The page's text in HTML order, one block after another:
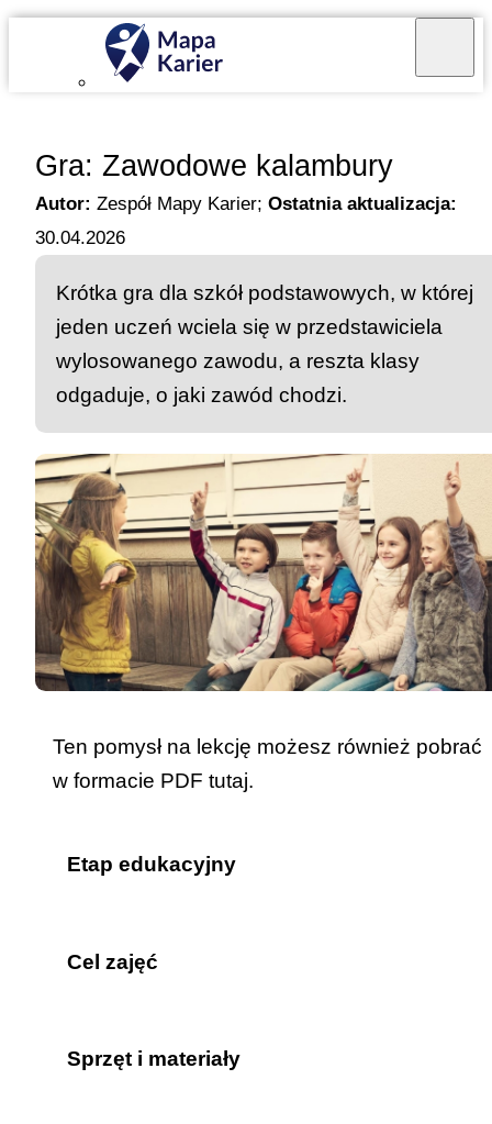
Gra: Zawodowe kalambury
Autor: Zespół Mapy Karier; Ostatnia aktualizacja:
30.04.2026
Krótka gra dla szkół podstawowych, w której
jeden uczeń wciela się w przedstawiciela
wylosowanego zawodu, a reszta klasy
odgaduje, o jaki zawód chodzi.
Ten pomysł na lekcję możesz również pobrać
w formacie PDF tutaj.
Etap edukacyjny
szkoła podstawowa.
Cel zajęć
Uczeń odgrywa role zawodowe w
Sprzęt i materiały